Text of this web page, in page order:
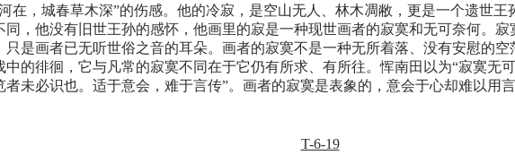
在，城春草木深”的伤感。他的冷寂，是空山无人、林木凋敝，更是一个遗世
，他没有旧世王孙的感怀，他画里的寂是一种现世画者的寂寞和无可奈何。
是画者已无听世俗之音的耳朵。画者的寂寞不是一种无所着落、没有安慰的
的徘徊，它与凡常的寂寞不同在于它仍有所求、有所往。恽南田以为“寂寞无
未必识也。适于意会，难于言传”。画者的寂寞是表象的，意会于心却难以用